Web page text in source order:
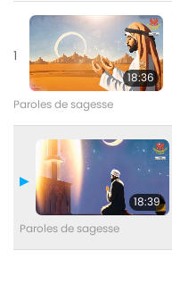
1
18:36
Paroles de sagesse
18:39
Paroles de sagesse